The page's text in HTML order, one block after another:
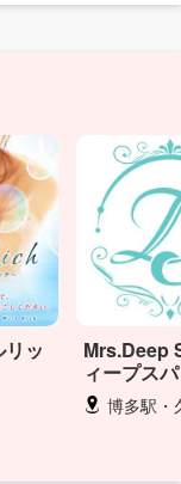
ッ
Mrs.Deep
ィープス
博多駅・